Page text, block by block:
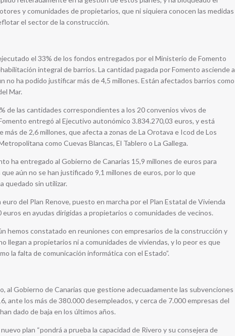
y comunidades de propietarios, que ni siquiera conocen las medidas
el sector de la construcción.
el 33% de los fondos entregados por el Ministerio de Fomento
integral de barrios. La cantidad pagada por Fomento asciende a
no ha podido justificar más de 4,5 millones. Están afectados barrios como
Mar.
de las cantidades correspondientes a los 20 convenios vivos de
entregó al Ejecutivo autonómico 3.834.270,03 euros, y está
de 2,6 millones, que afecta a zonas de La Orotava e Icod de Los
como Cuevas Blancas, El Tablero o La Gallega.
ha entregado al Gobierno de Canarias 15,9 millones de euros para
aún no se han justificado 9,1 millones de euros, por lo que
quedado sin utilizar.
del Plan Renove, puesto en marcha por el Plan Estatal de Vivienda
en ayudas dirigidas a propietarios o comunidades de vecinos.
hemos constatado en reuniones con empresarios de la construcción y
llegan a propietarios ni a comunidades de viviendas, y lo peor es que
la falta de comunicación informática con el Estado”.
al Gobierno de Canarias que gestione adecuadamente las subvenciones
ante los más de 380.000 desempleados, y cerca de 7.000 empresas del
dado de baja en los últimos años.
plan “pondrá a prueba la capacidad de Rivero y su consejera de